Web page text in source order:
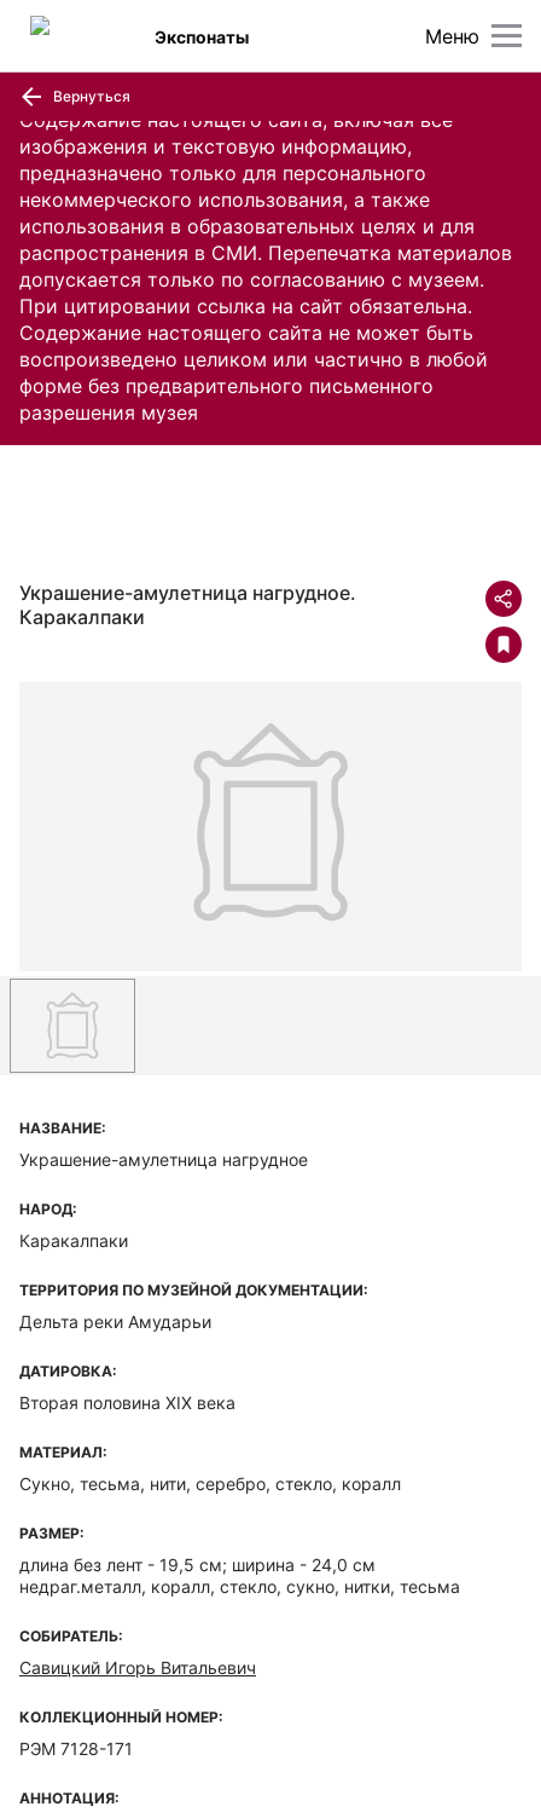
Содержание настоящего сайта, включая все
изображения и текстовую информацию,
предназначено только для персонального
некоммерческого использования, а также
использования в образовательных целях и для
распространения в СМИ. Перепечатка материалов
допускается только по согласованию с музеем.
При цитировании ссылка на сайт обязательна.
Содержание настоящего сайта не может быть
воспроизведено целиком или частично в любой
форме без предварительного письменного
разрешения музея
Меню
Экспонаты
Вернуться
Украшение-амулетница нагрудное.
Каракалпаки
НАЗВАНИЕ:
Украшение-амулетница нагрудное
НАРОД:
Каракалпаки
ТЕРРИТОРИЯ ПО МУЗЕЙНОЙ ДОКУМЕНТАЦИИ:
Дельта реки Амударьи
ДАТИРОВКА:
Вторая половина XIX века
МАТЕРИАЛ:
Сукно, тесьма, нити, серебро, стекло, коралл
РАЗМЕР:
длина без лент - 19,5 см; ширина - 24,0 см
недраг.металл, коралл, стекло, сукно, нитки, тесьма
СОБИРАТЕЛЬ:
Савицкий Игорь Витальевич
КОЛЛЕКЦИОННЫЙ НОМЕР:
РЭМ 7128-171
АННОТАЦИЯ: